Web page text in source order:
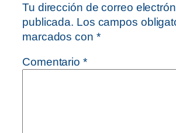
Tu dirección de correo
publicada. Los campos
marcados con *
Comentario *